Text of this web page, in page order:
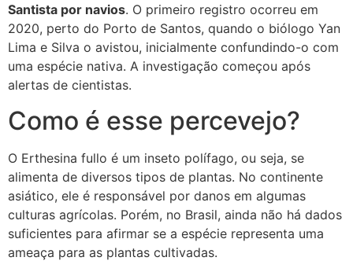
Santista por navios. O primeiro registro ocorreu em
2020, perto do Porto de Santos, quando o biólogo Yan
Lima e Silva o avistou, inicialmente confundindo-o com
uma espécie nativa. A investigação começou após
alertas de cientistas.
Como é esse percevejo?
O Erthesina fullo é um inseto polífago, ou seja, se
alimenta de diversos tipos de plantas. No continente
asiático, ele é responsável por danos em algumas
culturas agrícolas. Porém, no Brasil, ainda não há dados
suficientes para afirmar se a espécie representa uma
ameaça para as plantas cultivadas.